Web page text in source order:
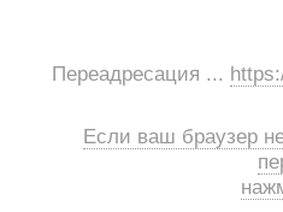
Переадресация ...
Если ваш браузер